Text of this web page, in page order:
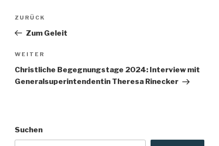
Beitragsnavigation
Vorheriger
Beitrag
ZURÜCK
Zum Geleit
Nächster
Beitrag
WEITER
Christliche Begegnungstage 2024: Interview mit
Generalsuperintendentin Theresa Rinecker
Suchen